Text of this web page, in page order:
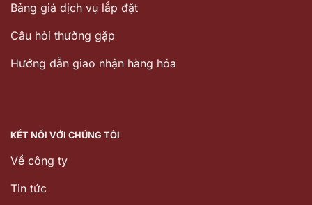
Bảng giá dịch vụ lắp đặt
Câu hỏi thường gặp
Hướng dẫn giao nhận hàng hóa
KẾT NỐI VỚI CHÚNG TÔI
Về công ty
Tin tức